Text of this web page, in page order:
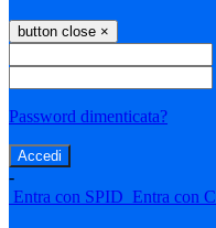
button close ×
Password dimenticata?
-
Entra con SPID Entra con